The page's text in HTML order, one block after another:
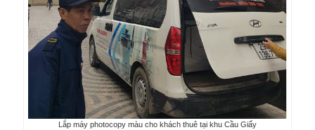
Lắp máy photocopy màu cho khách thuê tại khu Cầu Giấy